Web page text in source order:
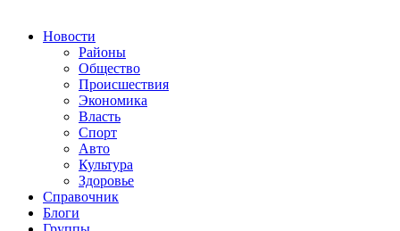
Новости
Районы
Общество
Происшествия
Экономика
Власть
Спорт
Авто
Культура
Здоровье
Справочник
Блоги